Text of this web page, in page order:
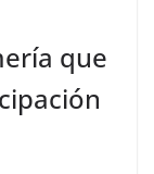
que